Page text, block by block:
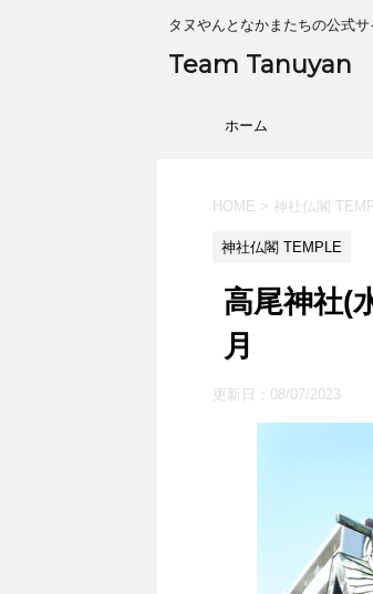
タヌやんとなかまたちの公式サ
Team Tanuyan
ホーム
HOME > 神社仏閣
神社仏閣 TEMPLE
高尾神社(
月
更新日： 08/07/2023